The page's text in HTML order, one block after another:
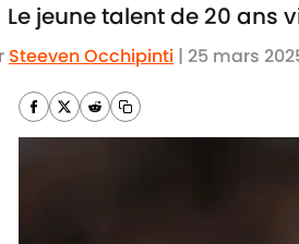
Le jeune talent de 20 ans
Steeven Occhipinti | 25 mars